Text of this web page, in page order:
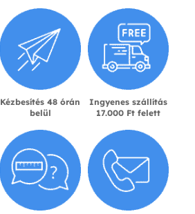
Kézbesítés 48 órán
belül
Ingyenes szállítás
17.000 Ft felett